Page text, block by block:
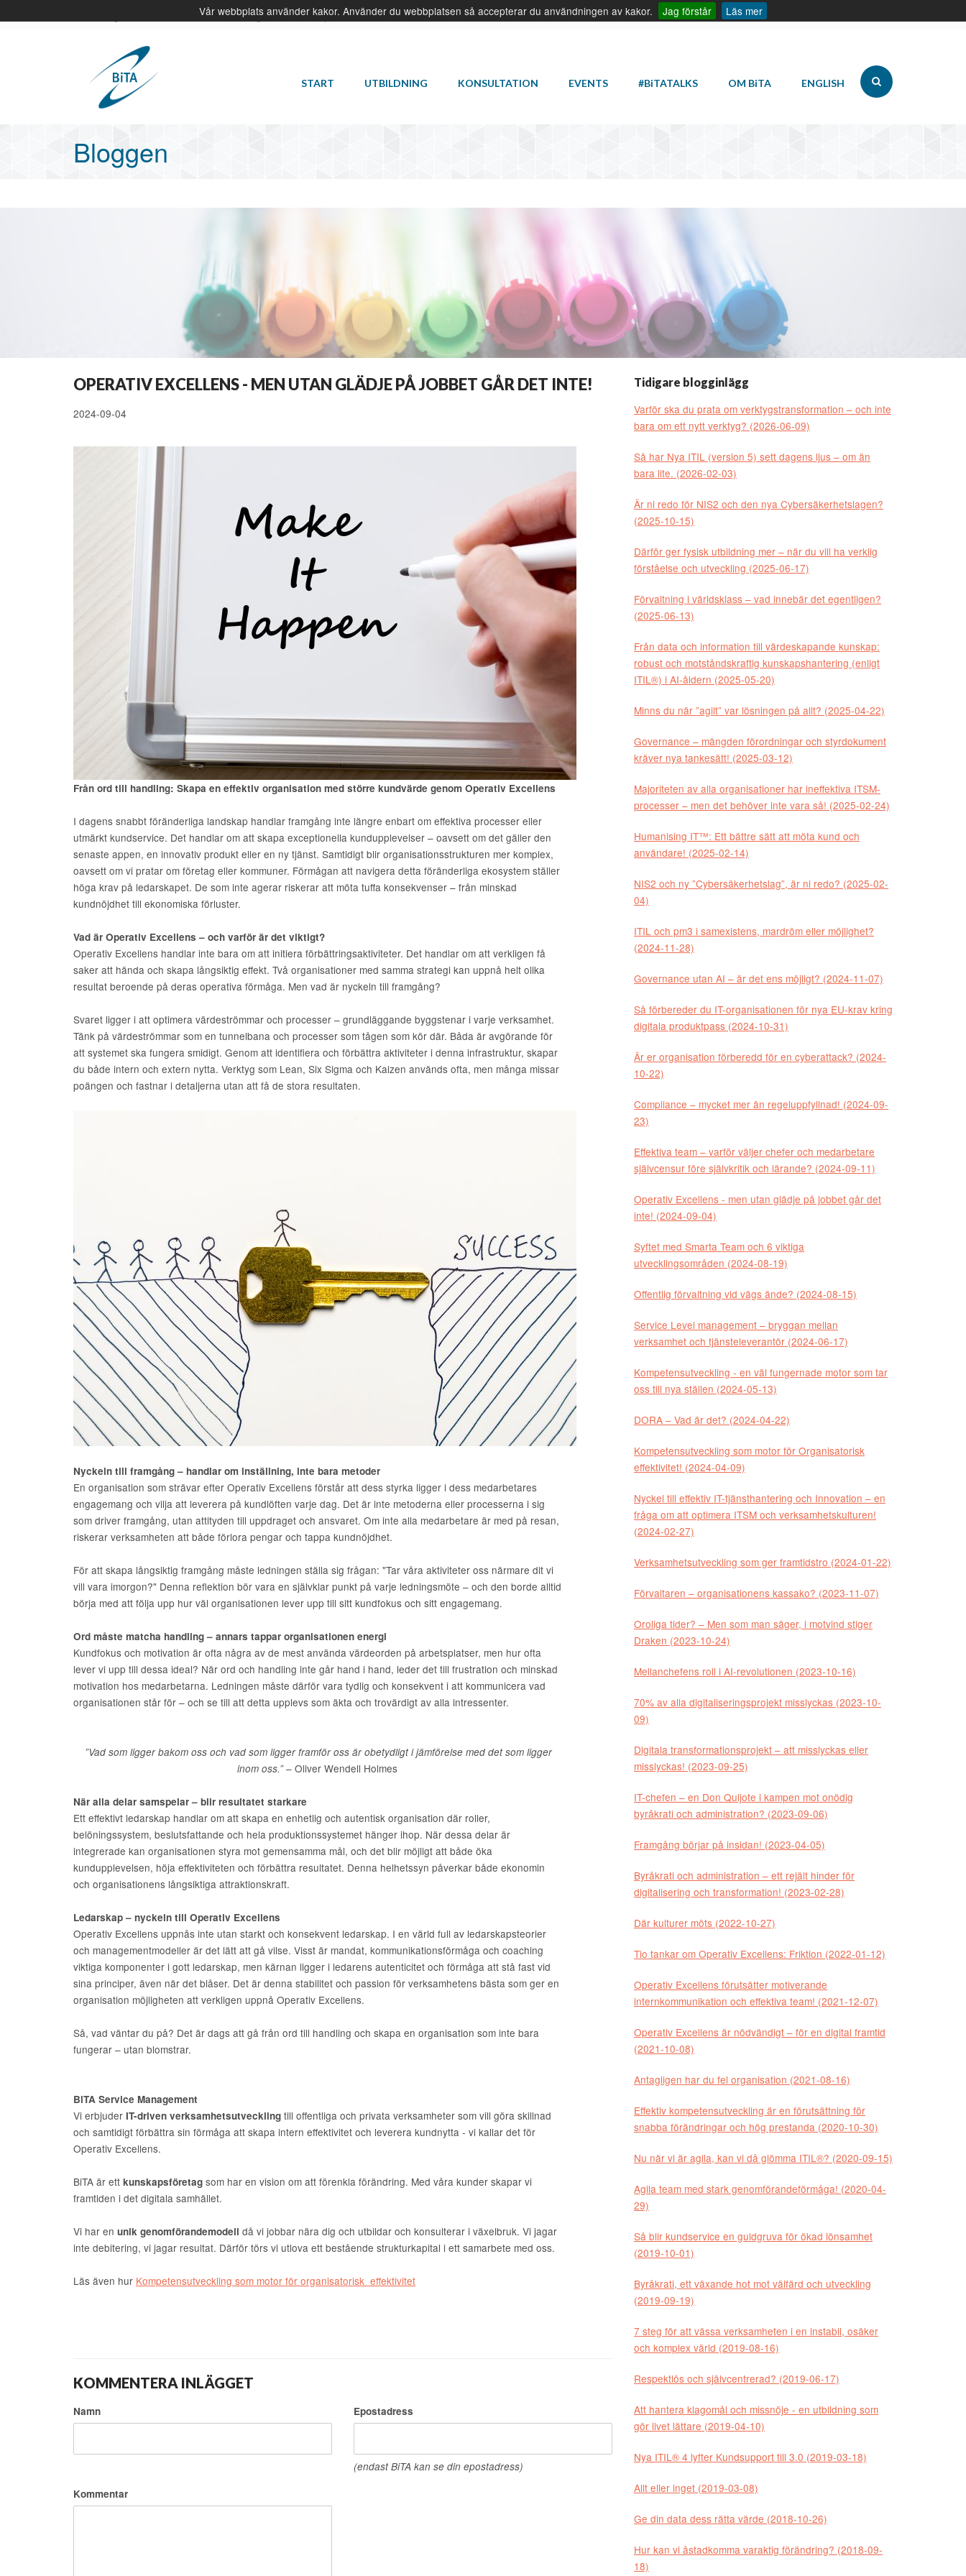
Vår webbplats använder kakor. Använder du webbplatsen så accepterar du användningen av kakor. Jag förstår Läs mer
BiTA - Vi gör skillnad. Vi förenklar förändring. Vi levererar Operativ Excellens! info@bita.eu
START UTBILDNING KONSULTATION EVENTS #BiTATALKS OM BiTA ENGLISH
Bloggen
OPERATIV EXCELLENS - MEN UTAN GLÄDJE PÅ JOBBET GÅR DET INTE!
2024-09-04
Från ord till handling: Skapa en effektiv organisation med större kundvärde genom Operativ Excellens
I dagens snabbt föränderliga landskap handlar framgång inte längre enbart om effektiva processer eller
utmärkt kundservice. Det handlar om att skapa exceptionella kundupplevelser – oavsett om det gäller den
senaste appen, en innovativ produkt eller en ny tjänst. Samtidigt blir organisationsstrukturen mer komplex,
oavsett om vi pratar om företag eller kommuner. Förmågan att navigera detta föränderliga ekosystem ställer
höga krav på ledarskapet. De som inte agerar riskerar att möta tuffa konsekvenser – från minskad
kundnöjdhet till ekonomiska förluster.
Vad är Operativ Excellens – och varför är det viktigt?
Operativ Excellens handlar inte bara om att initiera förbättringsaktiviteter. Det handlar om att verkligen få
saker att hända och skapa långsiktig effekt. Två organisationer med samma strategi kan uppnå helt olika
resultat beroende på deras operativa förmåga. Men vad är nyckeln till framgång?
Svaret ligger i att optimera värdeströmmar och processer – grundläggande byggstenar i varje verksamhet.
Tänk på värdeströmmar som en tunnelbana och processer som tågen som kör där. Båda är avgörande för
att systemet ska fungera smidigt. Genom att identifiera och förbättra aktiviteter i denna infrastruktur, skapar
du både intern och extern nytta. Verktyg som Lean, Six Sigma och Kaizen används ofta, men många missar
poängen och fastnar i detaljerna utan att få de stora resultaten.
Nyckeln till framgång – handlar om inställning, inte bara metoder
En organisation som strävar efter Operativ Excellens förstår att dess styrka ligger i dess medarbetares
engagemang och vilja att leverera på kundlöften varje dag. Det är inte metoderna eller processerna i sig
som driver framgång, utan attityden till uppdraget och ansvaret. Om inte alla medarbetare är med på resan,
riskerar verksamheten att både förlora pengar och tappa kundnöjdhet.
För att skapa långsiktig framgång måste ledningen ställa sig frågan: "Tar våra aktiviteter oss närmare dit vi
vill vara imorgon?" Denna reflektion bör vara en självklar punkt på varje ledningsmöte – och den borde alltid
börja med att följa upp hur väl organisationen lever upp till sitt kundfokus och sitt engagemang.
Ord måste matcha handling – annars tappar organisationen energi
Kundfokus och motivation är ofta några av de mest använda värdeorden på arbetsplatser, men hur ofta
lever vi upp till dessa ideal? När ord och handling inte går hand i hand, leder det till frustration och minskad
motivation hos medarbetarna. Ledningen måste därför vara tydlig och konsekvent i att kommunicera vad
organisationen står för – och se till att detta upplevs som äkta och trovärdigt av alla intressenter.
”Vad som ligger bakom oss och vad som ligger framför oss är obetydligt i jämförelse med det som ligger
inom oss.”– Oliver Wendell Holmes
När alla delar samspelar – blir resultatet starkare
Ett effektivt ledarskap handlar om att skapa en enhetlig och autentisk organisation där roller,
belöningssystem, beslutsfattande och hela produktionssystemet hänger ihop. När dessa delar är
integrerade kan organisationen styra mot gemensamma mål, och det blir möjligt att både öka
kundupplevelsen, höja effektiviteten och förbättra resultatet. Denna helhetssyn påverkar både ekonomin
och organisationens långsiktiga attraktionskraft.
Ledarskap – nyckeln till Operativ Excellens
Operativ Excellens uppnås inte utan starkt och konsekvent ledarskap. I en värld full av ledarskapsteorier
och managementmodeller är det lätt att gå vilse. Visst är mandat, kommunikationsförmåga och coaching
viktiga komponenter i gott ledarskap, men kärnan ligger i ledarens autenticitet och förmåga att stå fast vid
sina principer, även när det blåser. Det är denna stabilitet och passion för verksamhetens bästa som ger en
organisation möjligheten att verkligen uppnå Operativ Excellens.
Så, vad väntar du på? Det är dags att gå från ord till handling och skapa en organisation som inte bara
fungerar – utan blomstrar.
BiTA Service Management
Vi erbjuder IT-driven verksamhetsutveckling till offentliga och privata verksamheter som vill göra skillnad
och samtidigt förbättra sin förmåga att skapa intern effektivitet och leverera kundnytta - vi kallar det för
Operativ Excellens.
BiTA är ett kunskapsföretag som har en vision om att förenkla förändring. Med våra kunder skapar vi
framtiden i det digitala samhället.
Vi har en unik genomförandemodell då vi jobbar nära dig och utbildar och konsulterar i växelbruk. Vi jagar
inte debitering, vi jagar resultat. Därför törs vi utlova ett bestående strukturkapital i ett samarbete med oss.
Läs även hur Kompetensutveckling som motor för organisatorisk effektivitet
KOMMENTERA INLÄGGET
Namn Epostadress
(endast BiTA kan se din epostadress)
Kommentar
Tidigare blogginlägg
Varför ska du prata om verktygstransformation – och inte
bara om ett nytt verktyg? (2026-06-09)
Så har Nya ITIL (version 5) sett dagens ljus – om än
bara lite. (2026-02-03)
Är ni redo för NIS2 och den nya Cybersäkerhetslagen?
(2025-10-15)
Därför ger fysisk utbildning mer – när du vill ha verklig
förståelse och utveckling (2025-06-17)
Förvaltning i världsklass – vad innebär det egentligen?
(2025-06-13)
Från data och information till värdeskapande kunskap:
robust och motståndskraftig kunskapshantering (enligt
ITIL®) i AI-åldern (2025-05-20)
Minns du när ”agilt” var lösningen på allt? (2025-04-22)
Governance – mängden förordningar och styrdokument
kräver nya tankesätt! (2025-03-12)
Majoriteten av alla organisationer har ineffektiva ITSM-
processer – men det behöver inte vara så! (2025-02-24)
Humanising IT™: Ett bättre sätt att möta kund och
användare! (2025-02-14)
NIS2 och ny ”Cybersäkerhetslag”, är ni redo? (2025-02-
04)
ITIL och pm3 i samexistens, mardröm eller möjlighet?
(2024-11-28)
Governance utan AI – är det ens möjligt? (2024-11-07)
Så förbereder du IT-organisationen för nya EU-krav kring
digitala produktpass (2024-10-31)
Är er organisation förberedd för en cyberattack? (2024-
10-22)
Compliance – mycket mer än regeluppfyllnad! (2024-09-
23)
Effektiva team – varför väljer chefer och medarbetare
självcensur före självkritik och lärande? (2024-09-11)
Operativ Excellens - men utan glädje på jobbet går det
inte! (2024-09-04)
Syftet med Smarta Team och 6 viktiga
utvecklingsområden (2024-08-19)
Offentlig förvaltning vid vägs ände? (2024-08-15)
Service Level management – bryggan mellan
verksamhet och tjänsteleverantör (2024-06-17)
Kompetensutveckling - en väl fungernade motor som tar
oss till nya ställen (2024-05-13)
DORA – Vad är det? (2024-04-22)
Kompetensutveckling som motor för Organisatorisk
effektivitet! (2024-04-09)
Nyckel till effektiv IT-tjänsthantering och Innovation – en
fråga om att optimera ITSM och verksamhetskulturen!
(2024-02-27)
Verksamhetsutveckling som ger framtidstro (2024-01-22)
Förvaltaren – organisationens kassako? (2023-11-07)
Oroliga tider? – Men som man säger, i motvind stiger
Draken (2023-10-24)
Mellanchefens roll i AI-revolutionen (2023-10-16)
70% av alla digitaliseringsprojekt misslyckas (2023-10-
09)
Digitala transformationsprojekt – att misslyckas eller
misslyckas! (2023-09-25)
IT-chefen – en Don Quijote i kampen mot onödig
byråkrati och administration? (2023-09-06)
Framgång börjar på insidan! (2023-04-05)
Byråkrati och administration – ett rejält hinder för
digitalisering och transformation! (2023-02-28)
Där kulturer möts (2022-10-27)
Tio tankar om Operativ Excellens: Friktion (2022-01-12)
Operativ Excellens förutsätter motiverande
internkommunikation och effektiva team! (2021-12-07)
Operativ Excellens är nödvändigt – för en digital framtid
(2021-10-08)
Antagligen har du fel organisation (2021-08-16)
Effektiv kompetensutveckling är en förutsättning för
snabba förändringar och hög prestanda (2020-10-30)
Nu när vi är agila, kan vi då glömma ITIL®? (2020-09-15)
Agila team med stark genomförandeförmåga! (2020-04-
29)
Så blir kundservice en guldgruva för ökad lönsamhet
(2019-10-01)
Byråkrati, ett växande hot mot välfärd och utveckling
(2019-09-19)
7 steg för att vässa verksamheten i en instabil, osäker
och komplex värld (2019-08-16)
Respektlös och självcentrerad? (2019-06-17)
Att hantera klagomål och missnöje - en utbildning som
gör livet lättare (2019-04-10)
Nya ITIL® 4 lyfter Kundsupport till 3.0 (2019-03-18)
Allt eller inget (2019-03-08)
Ge din data dess rätta värde (2018-10-26)
Hur kan vi åstadkomma varaktig förändring? (2018-09-
18)